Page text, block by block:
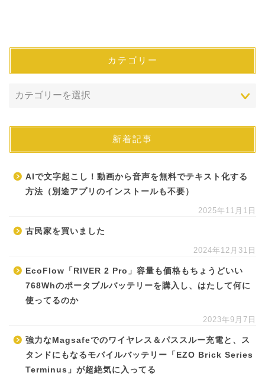
カテゴリー
新着記事
AIで文字起こし！動画から音声を無料でテキスト化する
方法（別途アプリのインストールも不要）
2025年11月1日
古民家を買いました
2024年12月31日
EcoFlow「RIVER 2 Pro」容量も価格もちょうどいい
768Whのポータブルバッテリーを購入し、はたして何に
使ってるのか
2023年9月7日
強力なMagsafeでのワイヤレス＆パススルー充電と、ス
タンドにもなるモバイルバッテリー「EZO Brick Series
Terminus」が超絶気に入ってる